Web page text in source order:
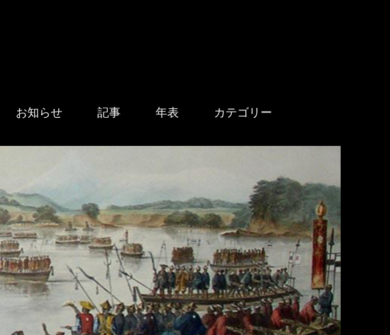
お知らせ 記事 年表 カテゴリー